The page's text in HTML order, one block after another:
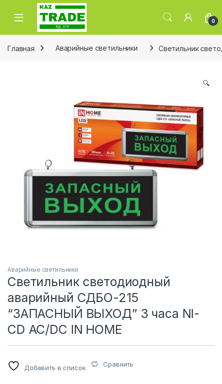
Skip to navigation
Skip to content
0
Главная Аварийные светильники Светильник
🔍
Аварийные светильники
Светильник светодиодный
аварийный СДБО-215
“ЗАПАСНЫЙ ВЫХОД” 3 часа NI-
CD AC/DC IN HOME
Добавить в список Сравнить